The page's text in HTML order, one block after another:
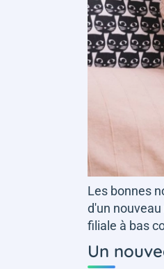
Les bonnes
d'un
filiale à bas
Un